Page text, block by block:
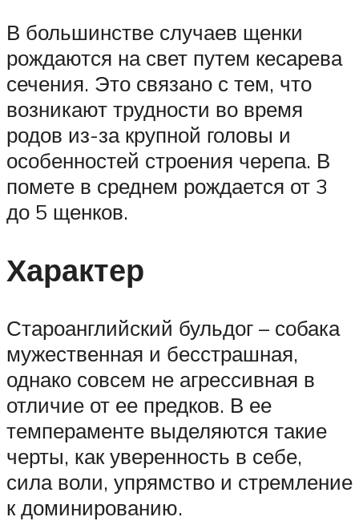
В большинстве случаев щенки
рождаются на свет путем кесарева
сечения. Это связано с тем, что
возникают трудности во время
родов из-за крупной головы и
особенностей строения черепа. В
помете в среднем рождается от 3
до 5 щенков.
Характер
Староанглийский бульдог – собака
мужественная и бесстрашная,
однако совсем не агрессивная в
отличие от ее предков. В ее
темпераменте выделяются такие
черты, как уверенность в себе,
сила воли, упрямство и стремление
к доминированию.